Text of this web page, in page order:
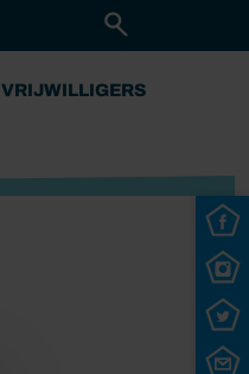
VRIJWILLIGERS